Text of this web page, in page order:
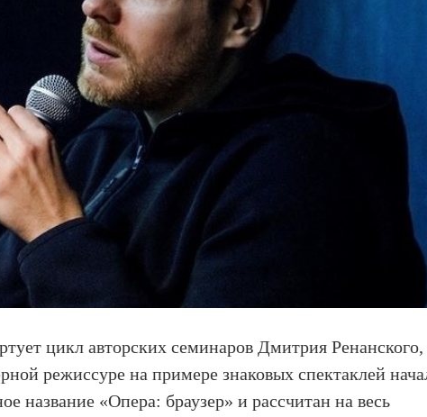
цикл авторских семинаров Дмитрия Ренанского,
режиссуре на примере знаковых спектаклей
название «Опера: браузер» и рассчитан на весь